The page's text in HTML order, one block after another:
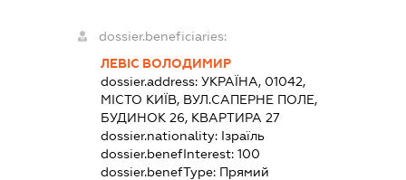
dossier.beneficiaries:
ЛЕВІС ВОЛОДИМИР
dossier.address: УКРАЇНА, 01042,
МІСТО КИЇВ, ВУЛ.САПЕРНЕ ПОЛЕ,
БУДИНОК 26, КВАРТИРА 27
dossier.nationality: Ізраїль
dossier.benefInterest: 100
dossier.benefType: Прямий